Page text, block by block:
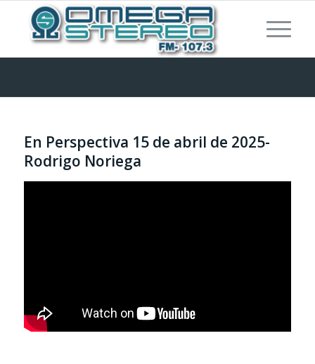
En Perspectiva 15 de abril de 2025-
Rodrigo Noriega